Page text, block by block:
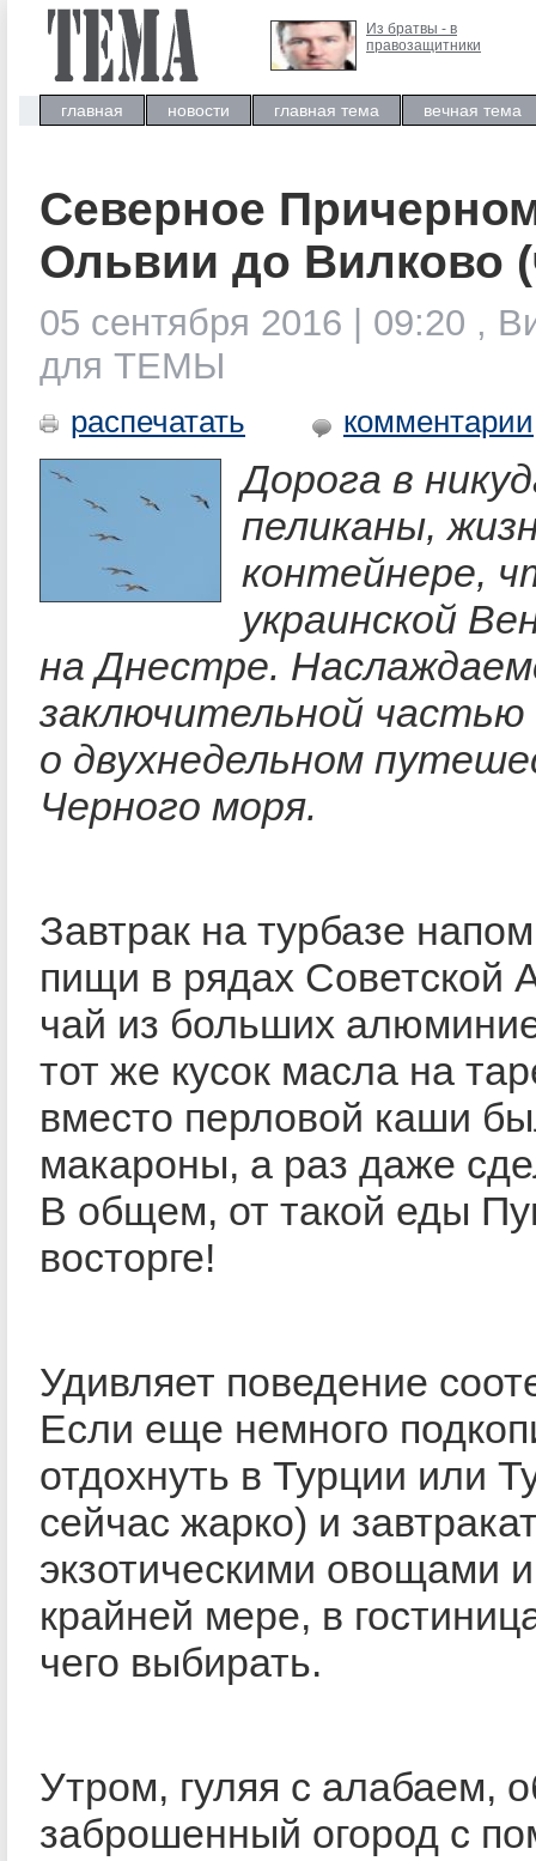
Из братвы - в
правозащитники
главная новости главная тема вечная тема
Северное
Ольвии до Вилково
05 сентября 2016 | 09:20 ,
для ТЕМЫ
распечатать комментарии
Дорога в
пеликаны,
контейнере,
украинской
на Днестре.
заключительной частью
о двухнедельном
Черного моря.
Завтрак на турбазе
пищи в рядах Советской
чай из больших
тот же кусок масла на
вместо перловой каши
макароны, а раз даже
В общем, от такой еды
восторге!
Удивляет поведение
Если еще немного
отдохнуть в Турции или
сейчас жарко) и
экзотическими овощами
крайней мере, в
чего выбирать.
Утром, гуляя с алабаем,
заброшенный огород с